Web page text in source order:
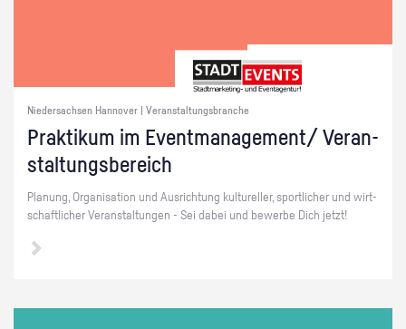
Niedersachsen Hannover | Veranstaltungsbranche
Prak­ti­kum im Event­ma­nage­ment/ Ver­an­
stal­tungs­be­reich
Pla­nung, Or­ga­ni­sa­ti­on und Aus­rich­tung kul­tu­rel­ler, sport­li­cher und wirt­
schaft­li­cher Ver­an­stal­tun­gen - Sei dabei und be­wer­be Dich jetzt!